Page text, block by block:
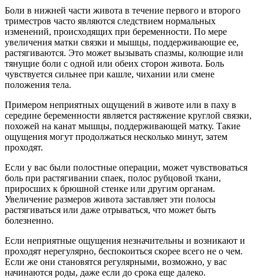
Боли в нижней части живота в течение первого и второго
триместров часто являются следствием нормальных
изменений, происходящих при беременности. По мере
увеличения матки связки и мышцы, поддерживающие ее,
растягиваются. Это может вызывать спазмы, колющие или
тянущие боли с одной или обеих сторон живота. Боль
чувствуется сильнее при кашле, чихании или смене
положения тела.
Примером неприятных ощущений в животе или в паху в
середине беременности является растяжение круглой связки,
похожей на канат мышцы, поддерживающей матку. Такие
ощущения могут продолжаться несколько минут, затем
проходят.
Если у вас были полостные операции, может чувствоваться
боль при растягивании спаек, полос рубцовой ткани,
приросших к брюшной стенке или другим органам.
Увеличение размеров живота заставляет эти полосы
растягиваться или даже отрываться, что может быть
болезненно.
Если неприятные ощущения незначительны и возникают и
проходят нерегулярно, беспокоиться скорее всего не о чем.
Если же они становятся регулярными, возможно, у вас
начинаются роды, даже если до срока еще далеко.